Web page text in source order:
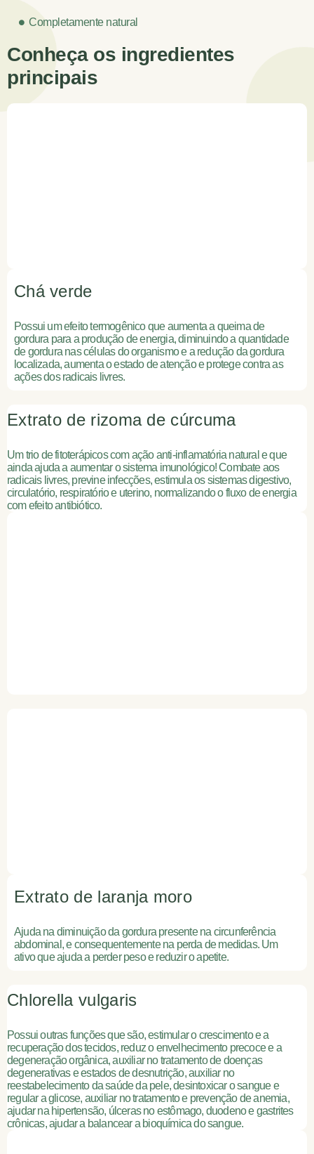
Completamente natural
Conheça os ingredientes
principais
Chá verde
Possui um efeito termogênico que aumenta a queima de
gordura para a produção de energia, diminuindo a quantidade
de gordura nas células do organismo e a redução da gordura
localizada, aumenta o estado de atenção e protege contra as
ações dos radicais livres.
Extrato de rizoma de cúrcuma
Um trio de fitoterápicos com ação anti-inflamatória natural e que
ainda ajuda a aumentar o sistema imunológico! Combate aos
radicais livres, previne infecções, estimula os sistemas digestivo,
circulatório, respiratório e uterino, normalizando o fluxo de energia
com efeito antibiótico.
Extrato de laranja moro
Ajuda na diminuição da gordura presente na circunferência
abdominal, e consequentemente na perda de medidas. Um
ativo que ajuda a perder peso e reduzir o apetite.
Chlorella vulgaris
Possui outras funções que são, estimular o crescimento e a
recuperação dos tecidos, reduz o envelhecimento precoce e a
degeneração orgânica, auxiliar no tratamento de doenças
degenerativas e estados de desnutrição, auxiliar no
reestabelecimento da saúde da pele, desintoxicar o sangue e
regular a glicose, auxiliar no tratamento e prevenção de anemia,
ajudar na hipertensão, úlceras no estômago, duodeno e gastrites
crônicas, ajudar a balancear a bioquímica do sangue.